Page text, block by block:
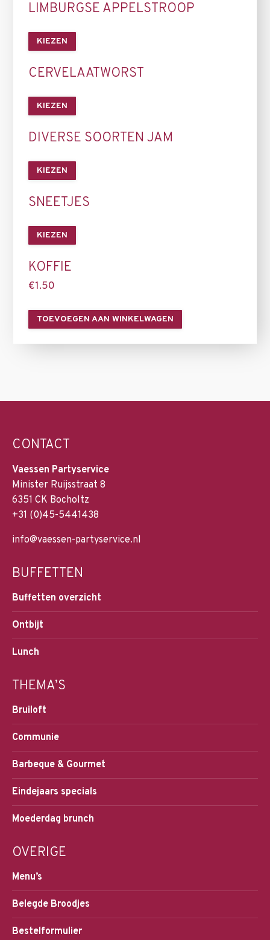
LIMBURGSE APPELSTROOP
KIEZEN
CERVELAATWORST
KIEZEN
DIVERSE SOORTEN JAM
KIEZEN
SNEETJES
KIEZEN
KOFFIE
€1.50
TOEVOEGEN AAN WINKELWAGEN
CONTACT
Vaessen Partyservice
Minister Ruijsstraat 8
6351 CK Bocholtz
+31 (0)45-5441438
info@vaessen-partyservice.nl
BUFFETTEN
Buffetten overzicht
Ontbijt
Lunch
THEMA’S
Bruiloft
Communie
Barbeque & Gourmet
Eindejaars specials
Moederdag brunch
OVERIGE
Menu’s
Belegde Broodjes
Bestelformulier